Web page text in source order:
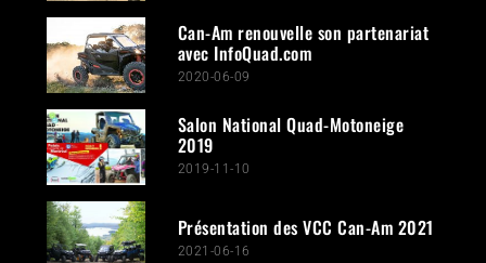
Can-Am renouvelle son partenariat
avec InfoQuad.com
2020-06-09
Salon National Quad-Motoneige
2019
2019-11-10
Présentation des VCC Can-Am 2021
2021-06-16